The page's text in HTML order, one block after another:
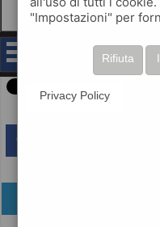
notizie
"Impostazioni" per
Rifiuta
Privacy Policy